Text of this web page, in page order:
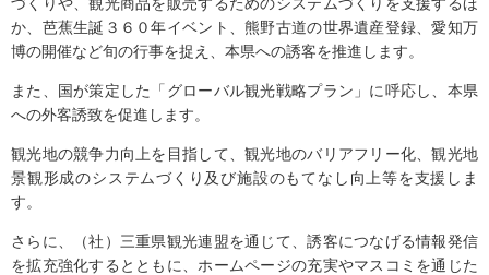
か、芭蕉生誕３６０年イベント、熊野古道の世界遺産登録、愛知万
博の開催など旬の行事を捉え、本県への誘客を推進します。
また、国が策定した「グローバル観光戦略プラン」に呼応し、本県
への外客誘致を促進します。
観光地の競争力向上を目指して、観光地のバリアフリー化、観光地
景観形成のシステムづくり及び施設のもてなし向上等を支援しま
す。
さらに、（社）三重県観光連盟を通じて、誘客につなげる情報発信
を拡充強化するとともに、ホームページの充実やマスコミを通じた